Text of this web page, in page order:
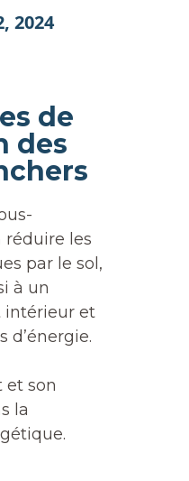
2024
de
des
réduire les
par le sol,
à un
intérieur et
d’énergie.
son
la